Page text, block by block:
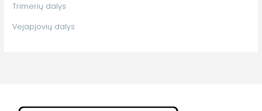
Trimerių dalys
Vejapjovių dalys